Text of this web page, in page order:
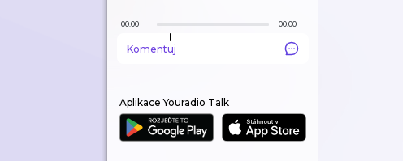
00:00 00:00
Komentuj
Aplikace Youradio Talk